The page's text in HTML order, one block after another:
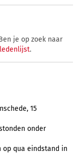
je op zoek naar
ledenlijst.
15
onder
op qua eindstand in